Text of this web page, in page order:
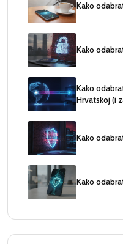
Kako
Kako
Kako
Hrvatskoj (i
Kako
Kako